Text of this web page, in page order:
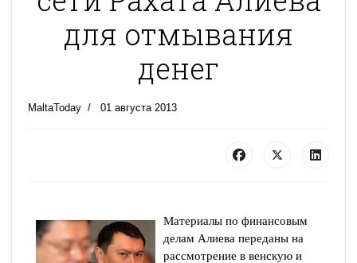
для отмывания
денег
MaltaToday 01 августа 2013
Материалы по финансовым
делам Алиева переданы на
рассмотрение в венскую и